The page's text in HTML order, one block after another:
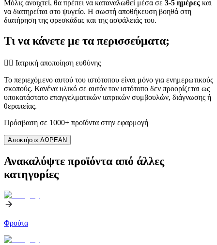
Μόλις ανοιχτεί, θα πρέπει να καταναλωθεί μέσα σε 3-5 ημέρες και
να διατηρείται στο ψυγείο. Η σωστή αποθήκευση βοηθά στη
διατήρηση της φρεσκάδας και της ασφάλειάς του.
Τι να κάνετε με τα περισσεύματα;
👨‍⚕️️ Ιατρική αποποίηση ευθύνης
Το περιεχόμενο αυτού του ιστότοπου είναι μόνο για ενημερωτικούς
σκοπούς. Κανένα υλικό σε αυτόν τον ιστότοπο δεν προορίζεται ως
υποκατάστατο επαγγελματικών ιατρικών συμβουλών, διάγνωσης ή
θεραπείας.
Πρόσβαση σε 1000+ προϊόντα στην εφαρμογή
Αποκτήστε ΔΩΡΕΑΝ
Ανακαλύψτε προϊόντα από άλλες
κατηγορίες
Φρούτα